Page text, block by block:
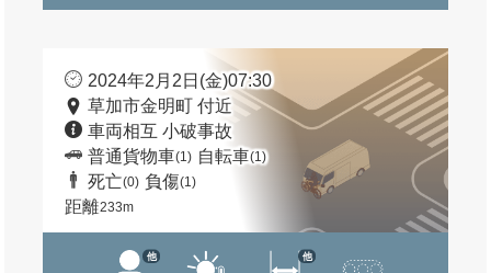
2024年2月2日(金)07:30
草加市金明町 付近
車両相互 小破事故
普通貨物車(1) 自転車(1)
死亡(0) 負傷(1)
距離233m
他 他